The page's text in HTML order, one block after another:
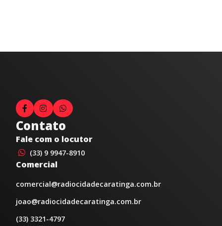
Contato
Fale com o locutor
(33) 9 9947-8910
Comercial
comercial@radiocidadecaratinga.com.br
joao@radiocidadecaratinga.com.br
(33) 3321-4797